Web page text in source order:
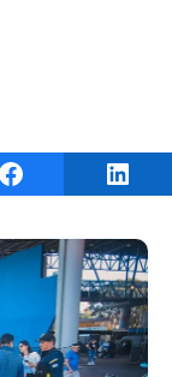
Share on Facebook